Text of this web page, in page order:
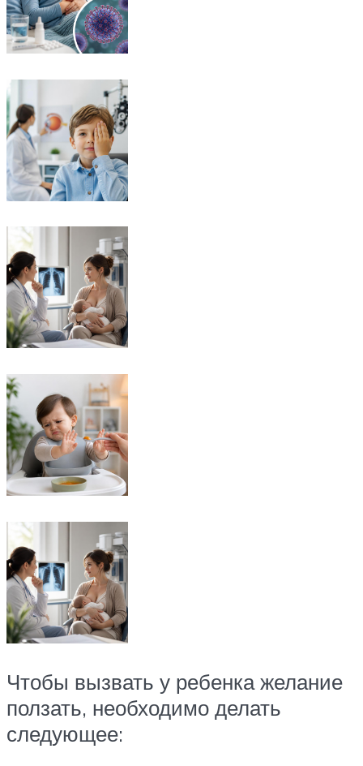
Чтобы вызвать у ребенка желание
ползать, необходимо делать
следующее: